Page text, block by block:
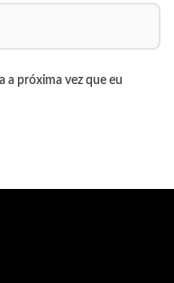
a próxima vez que eu